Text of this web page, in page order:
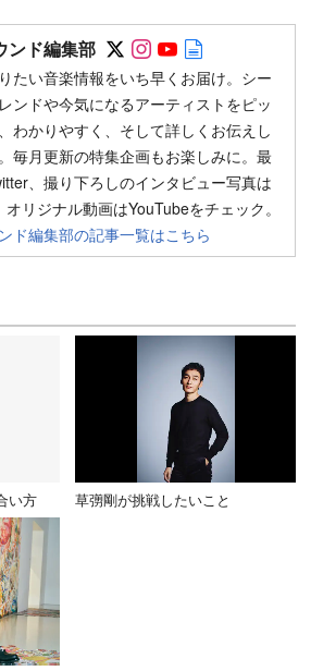
ンド編集部 Follow on SNS
Follow on SNS
Follow on
たい音楽情報をいち早くお届け。シー
ンドや今気になるアーティストをピッ
わかりやすく、そして詳しくお伝えし
毎月更新の特集企画もお楽しみに。最
、撮り下ろしのインタビュー写真は
リジナル動画はYouTubeをチェック。
ド編集部の記事一覧はこちら
い方 草彅剛が挑戦したいこと